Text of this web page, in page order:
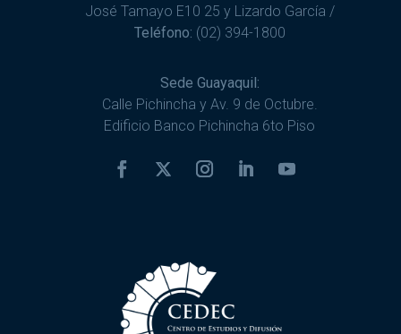
José Tamayo E10 25 y Lizardo García /
Teléfono: (02) 394-1800
Sede Guayaquil:
Calle Pichincha y Av. 9 de Octubre.
Edificio Banco Pichincha 6to Piso